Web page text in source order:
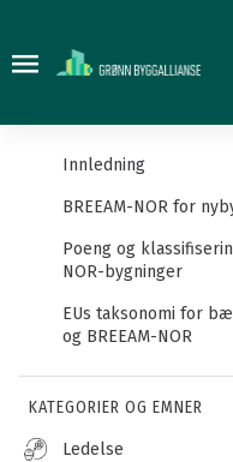
informasjon
Innledning
BREEAM-NOR for
Poeng og
NOR-bygninger
EUs taksonomi for
og BREEAM-NOR
KATEGORIER OG EMNER
Ledelse